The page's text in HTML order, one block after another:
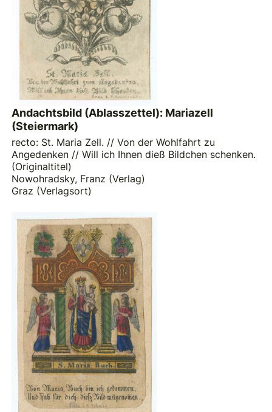
Andachtsbild (Ablasszettel): Mariazell
(Steiermark)
recto: St. Maria Zell. // Von der Wohlfahrt zu
Angedenken // Will ich Ihnen dieß Bildchen schenken.
(Originaltitel)
Nowohradsky, Franz (Verlag)
Graz (Verlagsort)